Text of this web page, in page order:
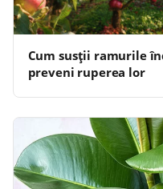
Cum susții ramurile
preveni ruperea lor